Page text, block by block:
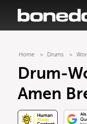
Home Drums
Drum-
Amen